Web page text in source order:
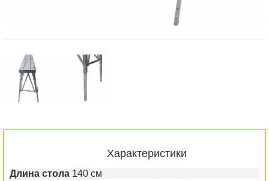
Характеристики
Длина стола 140 см